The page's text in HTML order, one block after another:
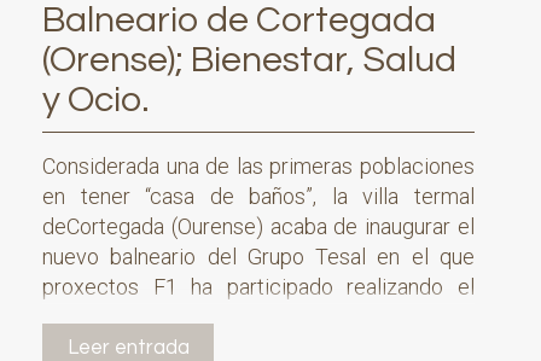
Balneario de Cortegada
(Orense); Bienestar, Salud
y Ocio.
Considerada una de las primeras poblaciones
en tener “casa de baños”, la villa termal
deCortegada (Ourense) acaba de inaugurar el
nuevo balneario del Grupo Tesal en el que
proxectos F1 ha participado realizando el
obra decorativa.
Leer entrada